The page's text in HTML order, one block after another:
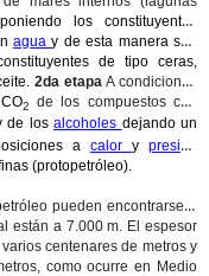
los constituyentes
aguay de esta manera son
de tipo ceras,
2da etapaA condiciones
2
de los compuestos con
de los alcoholes dejando un
a calor ypresión
(protopetróleo).
pueden encontrarse a
están a 7.000 m. El espesor
centenares de metros y
como ocurre en Medio